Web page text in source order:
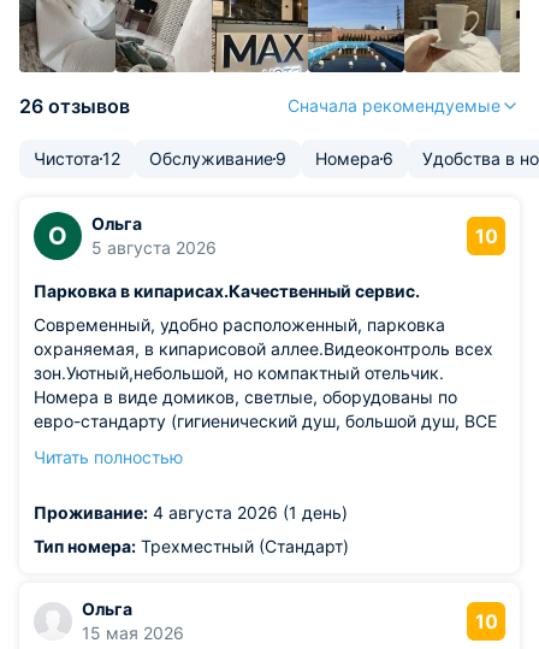
26 отзывов Сначала рекомендуемые
Чистота12 Обслуживание9 Номера 6 Удобства в
О
Ольга
5 августа 2026
10
Парковка в кипарисах.Качественный сервис.
Современный, удобно расположенный, парковка
охраняемая, в кипарисовой аллее.Видеоконтроль всех
зон.Уютный,небольшой, но компактный отельчик.
Номера в виде домиков, светлые, оборудованы по
евро-стандарту (гигиенический душ, большой душ, ВСЕ
держалки для телефонов У УНИТАЗА ),наличие СПА
вкусный завтрак-каша, омлет и т.д.).Бар отличный с
средними ценами, НЕРЕАЛЬНАЯ чистота в номерах и
проживающих в отеле .У бассейнов было
весело.Правда, в строго определённое время.Но это не
Читать полностью
Проживание: 4 августа 2026 (1 день)
Тип номера: Трехместный (Стандарт)
Ольга
15 мая 2026
10